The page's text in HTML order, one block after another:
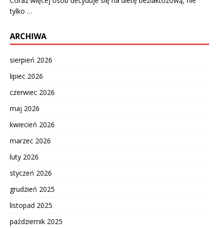
tylko …
ARCHIWA
sierpień 2026
lipiec 2026
czerwiec 2026
maj 2026
kwiecień 2026
marzec 2026
luty 2026
styczeń 2026
grudzień 2025
listopad 2025
październik 2025